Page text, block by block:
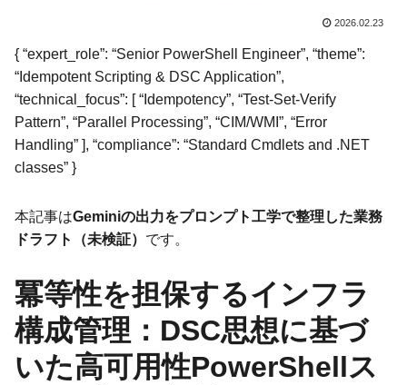
2026.02.23
{ “expert_role”: “Senior PowerShell Engineer”, “theme”:
“Idempotent Scripting & DSC Application”,
“technical_focus”: [ “Idempotency”, “Test-Set-Verify
Pattern”, “Parallel Processing”, “CIM/WMI”, “Error
Handling” ], “compliance”: “Standard Cmdlets and .NET
classes” }
本記事はGeminiの出力をプロンプト工学で整理した業務
ドラフト（未検証） です。
冪等性を担保するインフラ
構成管理：DSC思想に基づ
いた高可用性PowerShellス